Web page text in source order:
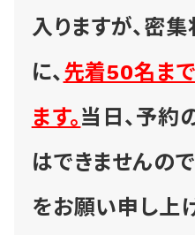
入りますが、密
に、先着50名ま
ます。当日、予約
はできませんの
をお願い申し上